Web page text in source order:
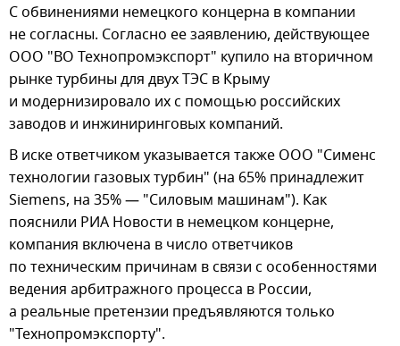
С обвинениями немецкого концерна в компании
не согласны. Согласно ее заявлению, действующее
ООО "ВО Технопромэкспорт" купило на вторичном
рынке турбины для двух ТЭС в Крыму
и модернизировало их с помощью российских
заводов и инжиниринговых компаний.
В иске ответчиком указывается также ООО "Сименс
технологии газовых турбин" (на 65% принадлежит
Siemens, на 35% — "Силовым машинам"). Как
пояснили РИА Новости в немецком концерне,
компания включена в число ответчиков
по техническим причинам в связи с особенностями
ведения арбитражного процесса в России,
а реальные претензии предъявляются только
"Технопромэкспорту".